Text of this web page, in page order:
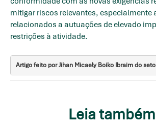
mitigar riscos relevantes, especialmente
relacionados a autuações de elevado
restrições à atividade.
Artigo feito por Jihan Micaely Boiko Ibraim do
Leia